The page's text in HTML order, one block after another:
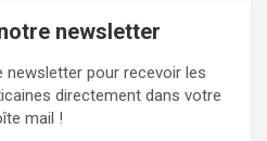
newsletter
pour recevoir les
directement dans votre
mail !